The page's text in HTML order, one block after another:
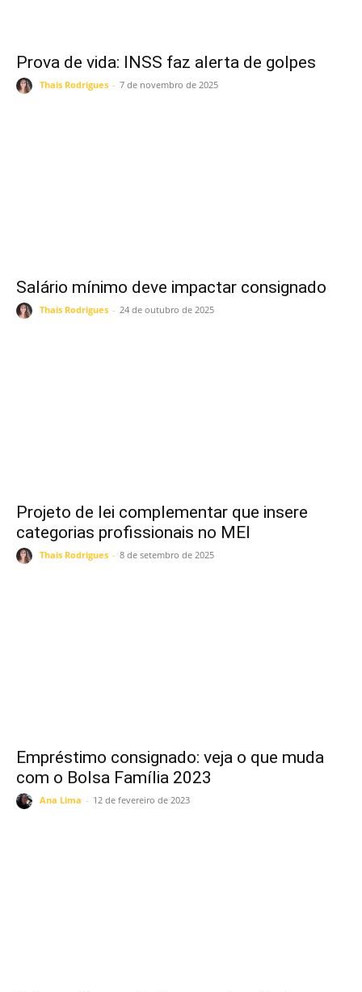
Prova de vida: INSS faz alerta de golpes
Thais Rodrigues - 7 de novembro de 2025
Salário mínimo deve impactar consignado
Thais Rodrigues - 24 de outubro de 2025
Projeto de lei complementar que insere
categorias profissionais no MEI
Thais Rodrigues - 8 de setembro de 2025
Empréstimo consignado: veja o que muda
com o Bolsa Família 2023
Ana Lima - 12 de fevereiro de 2023